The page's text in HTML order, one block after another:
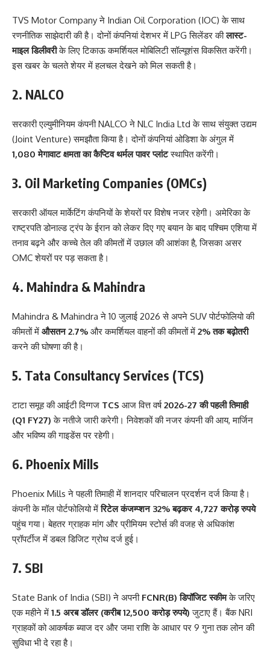
TVS Motor Company ने Indian Oil Corporation (IOC) के साथ
रणनीतिक साझेदारी की है। दोनों कंपनियां देशभर में LPG सिलेंडर कीलास्ट-
माइल डिलीवरीके लिए टिकाऊ कमर्शियल मोबिलिटी सॉल्यूशंस विकसित करेंगी।
इस खबर के चलते शेयर में हलचल देखने को मिल सकती है।
2. NALCO
सरकारी एल्युमीनियम कंपनी NALCO ने NLC India Ltd के साथ संयुक्त उद्यम
(Joint Venture) समझौता किया है। दोनों कंपनियां ओडिशा के अंगुल में
1,080 मेगावाट क्षमता का कैप्टिव थर्मल पावर प्लांटस्थापित करेंगी।
3. Oil Marketing Companies (OMCs)
सरकारी ऑयल मार्केटिंग कंपनियों के शेयरों पर विशेष नजर रहेगी। अमेरिका के
राष्ट्रपति डोनाल्ड ट्रंप के ईरान को लेकर दिए गए बयान के बाद पश्चिम एशिया में
तनाव बढ़ने और कच्चे तेल की कीमतों में उछाल की आशंका है, जिसका असर
OMC शेयरों पर पड़ सकता है।
4. Mahindra & Mahindra
Mahindra & Mahindra ने 10 जुलाई 2026 से अपने SUV पोर्टफोलियो की
कीमतों में औसतन 2.7% और कमर्शियल वाहनों की कीमतों में 2% तक बढ़ोतरी
करने की घोषणा की है।
5. Tata Consultancy Services (TCS)
टाटा समूह की आईटी दिग्गज TCS आज वित्त वर्ष2026-27 की पहली तिमाही
(Q1 FY27) के नतीजे जारी करेगी। निवेशकों की नजर कंपनी की आय, मार्जिन
और भविष्य की गाइडेंस पर रहेगी।
6. Phoenix Mills
Phoenix Mills ने पहली तिमाही में शानदार परिचालन प्रदर्शन दर्ज किया है।
कंपनी के मॉल पोर्टफोलियो मेंरिटेल कंजम्प्शन 32% बढ़कर 4,727 करोड़ रुपये
पहुंच गया। बेहतर ग्राहक मांग और प्रीमियम स्टोर्स की वजह से अधिकांश
प्रॉपर्टीज में डबल डिजिट ग्रोथ दर्ज हुई।
7. SBI
State Bank of India (SBI) ने अपनी FCNR(B) डिपॉजिट स्कीमके जरिए
एक महीने में 1.5 अरब डॉलर (करीब 12,500 करोड़ रुपये) जुटाए हैं। बैंक NRI
ग्राहकों को आकर्षक ब्याज दर और जमा राशि के आधार पर 9 गुना तक लोन की
सुविधा भी दे रहा है।